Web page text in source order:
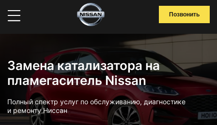
Позвонить
Замена катализатора на
пламегаситель Nissan
Полный спектр услуг по обслуживанию, диагностике
и ремонту Ниссан